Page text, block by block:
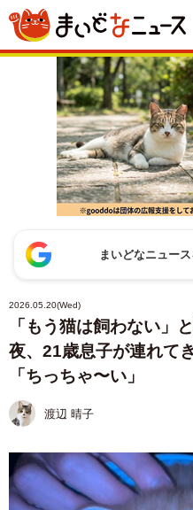
まいどなニュー
2026.05.20(Wed)
「もう猫は飼わない」
夜、21歳息子が連れて
「ちっちゃ〜い」
渡辺 晴子